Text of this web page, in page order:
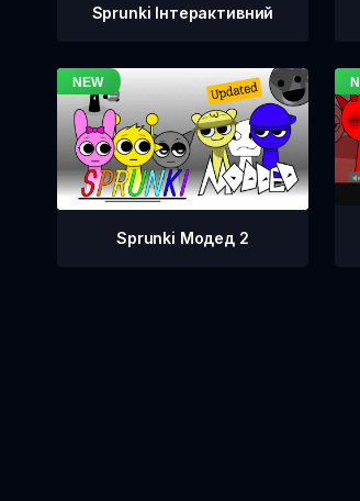
Sprunki Інтерактивний
Sprunki Модед 2